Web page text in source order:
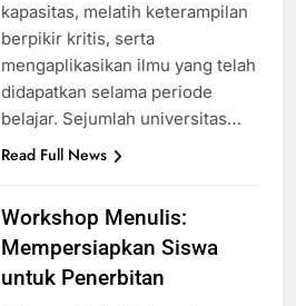
kapasitas, melatih keterampilan
berpikir kritis, serta
mengaplikasikan ilmu yang telah
didapatkan selama periode
belajar. Sejumlah universitas…
Read Full News
Workshop Menulis:
Mempersiapkan Siswa
untuk Penerbitan